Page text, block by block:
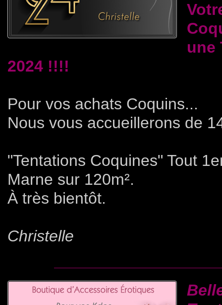
une
2024 !!!!
Pour vos achats Coquins...
Nous vous accueillerons de
"Tentations Coquines" Tout
Marne sur 120m².
À très bientôt.
Christelle